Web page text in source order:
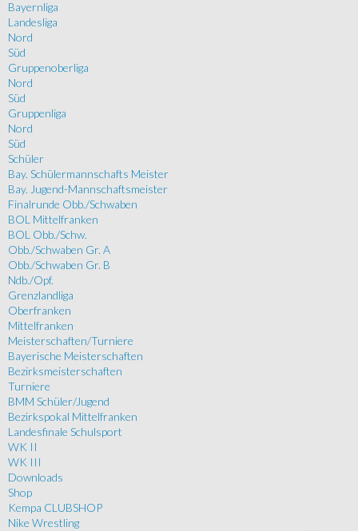
Bayernliga
Landesliga
Nord
Süd
Gruppenoberliga
Nord
Süd
Gruppenliga
Nord
Süd
Schüler
Bay. Schülermannschafts Meister
Bay. Jugend-Mannschaftsmeister
Finalrunde Obb./Schwaben
BOL Mittelfranken
BOL Obb./Schw.
Obb./Schwaben Gr. A
Obb./Schwaben Gr. B
Ndb./Opf.
Grenzlandliga
Oberfranken
Mittelfranken
Meisterschaften/Turniere
Bayerische Meisterschaften
Bezirksmeisterschaften
Turniere
BMM Schüler/Jugend
Bezirkspokal Mittelfranken
Landesfinale Schulsport
WK II
WK III
Downloads
Shop
Kempa CLUBSHOP
Nike Wrestling